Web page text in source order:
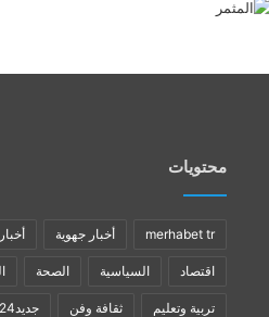
محتويات
merhabet tr أخبار جهوية
اقتصاد السياسية الصحة
تربية وتعليم ثقافة وفن جديد24